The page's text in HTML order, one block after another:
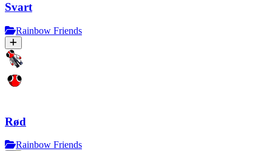
Svart
Rainbow Friends
Rød
Rainbow Friends